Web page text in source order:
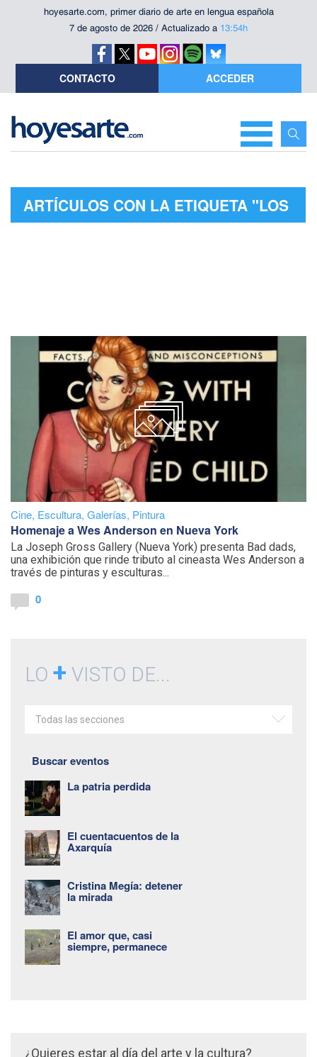
hoyesarte.com, primer diario de arte en lengua española
7 de agosto de 2026 / Actualizado a 13:54h
CONTACTO ACCEDER
ARTÍCULOS CON LA ETIQUETA "LOS
Cine, Escultura, Galerías, Pintura
Homenaje a Wes Anderson en Nueva York
La Joseph Gross Gallery (Nueva York) presenta Bad dads,
una exhibición que rinde tributo al cineasta Wes Anderson a
través de pinturas y esculturas...
0
LO + VISTO DE...
Todas las secciones
Buscar eventos
La patria perdida
El cuentacuentos de la
Axarquía
Cristina Megía: detener
la mirada
El amor que, casi
siempre, permanece
¿Quieres estar al día del arte y la cultura?